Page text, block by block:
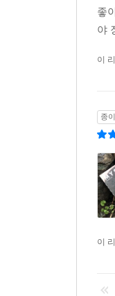
좋
야
이
종
이